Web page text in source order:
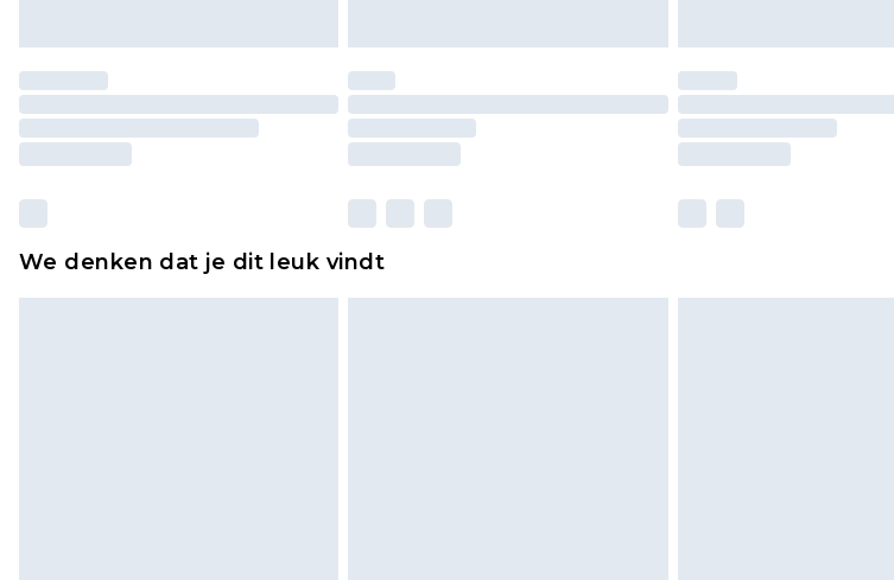
We denken dat je dit leuk vindt